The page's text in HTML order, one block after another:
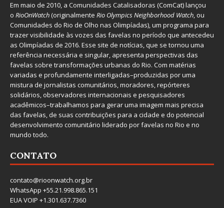
Em maio de 2010, a Comunidades Catalisadoras (ComCat) lançou
o RioOnWatch(originalmente Rio Olympics Neighborhood Watch, ou
Comunidades do Rio de Olho nas Olimpíadas), um programa para
trazer visibilidade às vozes das favelas no período que antecedeu
as Olimpíadas de 2016. Esse site de notícias, que se tornou uma
referência necessária e singular, apresenta perspectivas das
favelas sobre transformações urbanas do Rio. Com matérias
variadas e profundamente interligadas–produzidas por uma
mistura de jornalistas comunitários, moradores, repórteres
solidários, observadores internacionais e pesquisadores
acadêmicos–trabalhamos para gerar uma imagem mais precisa
das favelas, de suas contribuições para a cidade e do potencial
desenvolvimento comunitário liderado por favelas no Rio e no
mundo todo.
CONTATO
contato@rioonwatch.org.br
WhatsApp +55.21.998.865.151
EUA VOIP +1.301.637.7360